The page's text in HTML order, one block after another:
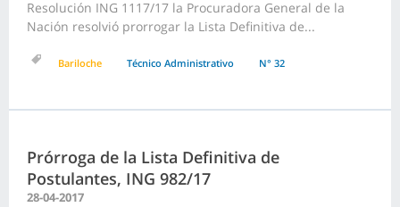
Resolución ING 1117/17 la Procuradora General de la
Nación resolvió prorrogar la Lista Definitiva de...
Bariloche Técnico Administrativo N° 32
Prórroga de la Lista Definitiva de
Postulantes, ING 982/17
28-04-2017